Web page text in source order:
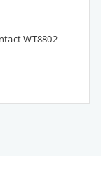
WT8802